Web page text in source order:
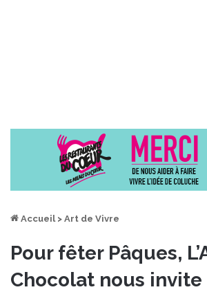
Accueil > Art de Vivre
Pour fêter Pâques,
Chocolat nous invite